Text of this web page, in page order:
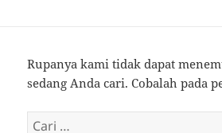
Rupanya kami tidak dapat
sedang Anda cari. Cobalah pada
Cari